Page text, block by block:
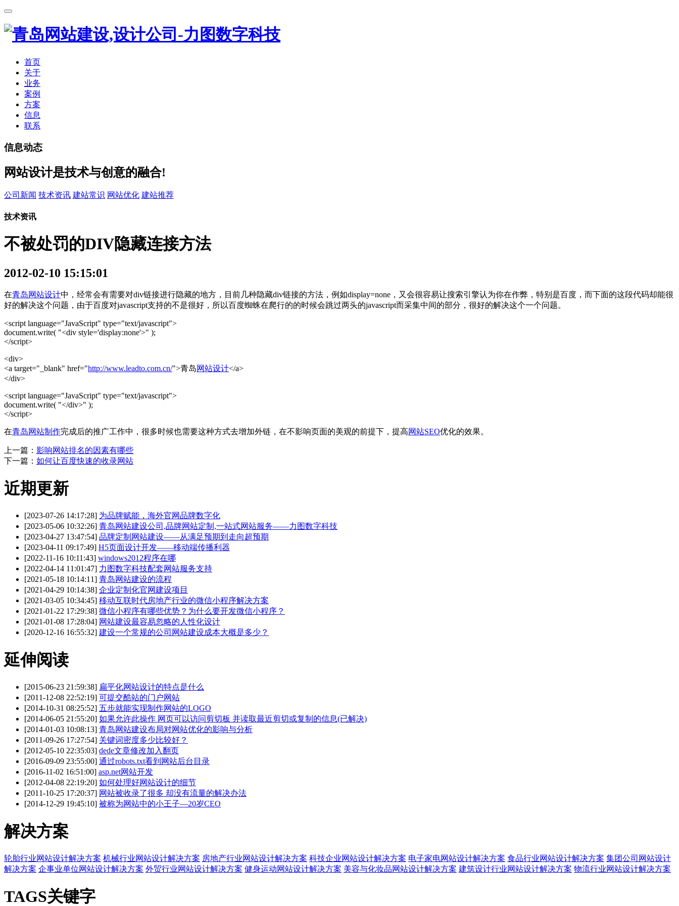
首页
关于
业务
案例
方案
信息
联系
信息动态
网站设计是技术与创意的融合!
公司新闻 技术资讯 建站常识 网站优化 建站推荐
技术资讯
不被处罚的DIV隐藏连接方法
2012-02-10 15:15:01
在青岛网站设计中，经常会有需要对div链接进行隐藏的地方，目前几种隐藏div链接的方法，例如display=none，又会很容易让搜索引擎认为你在作弊，特别是百度，而下面的这段代码却能很
好的解决这个问题，由于百度对javascript支持的不是很好，所以百度蜘蛛在爬行的的时候会跳过两头的javascript而采集中间的部分，很好的解决这个一个问题。
<script language="JavaScript" type="text/javascript">
document.write( "<div style='display:none'>" );
</script>
<div>
<a target="_blank" href="http://www.leadto.com.cn/">青岛网站设计</a>
</div>
<script language="JavaScript" type="text/javascript">
document.write( "</div>" );
</script>
在青岛网站制作完成后的推广工作中，很多时候也需要这种方式去增加外链，在不影响页面的美观的前提下，提高网站SEO优化的效果。
上一篇： 影响网站排名的因素有哪些
下一篇： 如何让百度快速的收录网站
近期更新
[2023-07-26 14:17:28] 为品牌赋能，海外官网品牌数字化
[2023-05-06 10:32:26] 青岛网站建设公司,品牌网站定制,一站式网站服务——力图数字科技
[2023-04-27 13:47:54] 品牌定制网站建设——从满足预期到走向超预期
[2023-04-11 09:17:49] H5页面设计开发——移动端传播利器
[2022-11-16 10:11:43] windows2012程序在哪
[2022-04-14 11:01:47] 力图数字科技配套网站服务支持
[2021-05-18 10:14:11] 青岛网站建设的流程
[2021-04-29 10:14:38] 企业定制化官网建设项目
[2021-03-05 10:34:45] 移动互联时代房地产行业的微信小程序解决方案
[2021-01-22 17:29:38] 微信小程序有哪些优势？为什么要开发微信小程序？
[2021-01-08 17:28:04] 网站建设最容易忽略的人性化设计
[2020-12-16 16:55:32] 建设一个常规的公司网站建设成本大概是多少？
延伸阅读
[2015-06-23 21:59:38] 扁平化网站设计的特点是什么
[2011-12-08 22:52:19] 可提交酷站的门户网站
[2014-10-31 08:25:52] 五步就能实现制作网站的LOGO
[2014-06-05 21:55:20] 如果允许此操作 网页可以访问剪切板 并读取最近剪切或复制的信息(已解决)
[2014-01-03 10:08:13] 青岛网站建设布局对网站优化的影响与分析
[2011-09-26 17:27:54] 关键词密度多少比较好？
[2012-05-10 22:35:03] dede文章修改加入翻页
[2016-09-09 23:55:00] 通过robots.txt看到网站后台目录
[2016-11-02 16:51:00] asp.net网站开发
[2012-04-08 22:19:20] 如何处理好网站设计的细节
[2011-10-25 17:20:37] 网站被收录了很多 却没有流量的解决办法
[2014-12-29 19:45:10] 被称为网站中的小王子—20岁CEO
解决方案
轮胎行业网站设计解决方案 机械行业网站设计解决方案 房地产行业网站设计解决方案 科技企业网站设计解决方案 电子家电网站设计解决方案 食品行业网站设计解决方案 集团公司网站设计
解决方案 企事业单位网站设计解决方案 外贸行业网站设计解决方案 健身运动网站设计解决方案 美容与化妆品网站设计解决方案 建筑设计行业网站设计解决方案 物流行业网站设计解决方案
TAGS关键字